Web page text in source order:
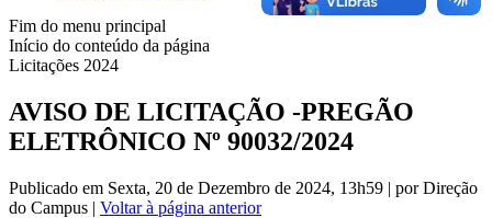
Fim do menu principal
Início do conteúdo da página
Licitações 2024
AVISO DE LICITAÇÃO -PREGÃO
ELETRÔNICO Nº 90032/2024
Publicado em Sexta, 20 de Dezembro de 2024, 13h59 | por Direção
do Campus | Voltar à página anterior